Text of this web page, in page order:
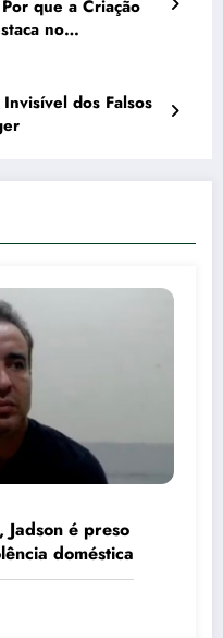
que a Criação
no
dos Falsos
Jadson é preso
doméstica